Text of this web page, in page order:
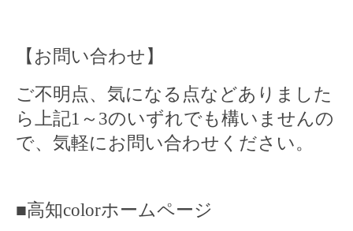
【お問い合わせ】
ご不明点、気になる点などありました
ら上記1 ～ 3のいずれでも構いませんの
で、気軽にお問い合わせください。
■高知colorホームページ